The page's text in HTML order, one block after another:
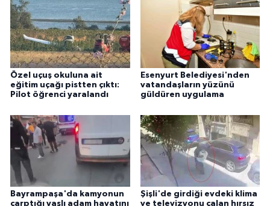
Özel uçuş okuluna ait
eğitim uçağı pistten çıktı:
Pilot öğrenci yaralandı
Esenyurt Belediyesi'nden
vatandaşların yüzünü
güldüren uygulama
Bayrampaşa'da kamyonun
çarptığı yaşlı adam hayatını
Şişli'de girdiği evdeki klima
ve televizyonu çalan hırsız